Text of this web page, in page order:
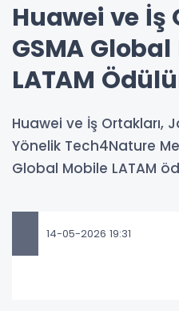
Huawei ve İş
GSMA
LATAM
Huawei ve İş Ortakları,
Yönelik Tech4Nature
Global Mobile LATAM
14-05-2026 19:31